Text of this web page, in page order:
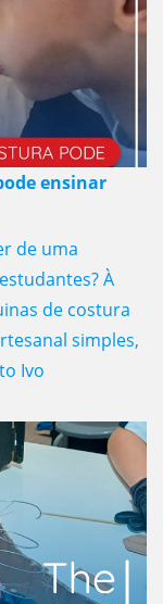
ensinar
de uma
À
de costura
simples,
Ivo